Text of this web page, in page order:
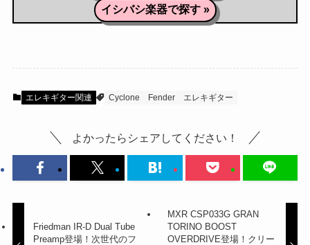
イシバシ楽器で探す »
エレキギター関連 Cyclone Fender エレキギター
よかったらシェアしてください！
Friedman IR-D Dual Tube
Preamp登場！次世代のフ
MXR CSP033G GRAN
TORINO BOOST
OVERDRIVE登場！クリー